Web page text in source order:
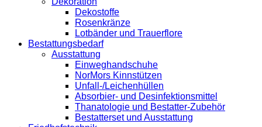
Dekostoffe
Rosenkränze
Lotbänder und Trauerflore
Bestattungsbedarf
Ausstattung
Einweghandschuhe
NorMors Kinnstützen
Unfall-/Leichenhüllen
Absorbier- und Desinfektionsmittel
Thanatologie und Bestatter-Zubehör
Bestatterset und Ausstattung